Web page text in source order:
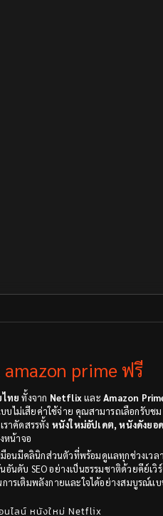
prime ฟรี
ทย ทั้งจาก NetflixและAmazon
ไม่เสียค่าใช้จ่าย คุณสามารถเลือกรับชม
ราคัดสรรทั้ง หนังใหม่อัปเดต, หนังดังยอ
หน้าจอ
มือนมีคลินิกส่วนตัวที่พร้อมดูแลทุกช่วงเว
นดับ SEO อย่างเป็นธรรมชาติด้วยคีย์เวิ
ารเติมพลังกายและใจได้อย่างสมบูรณ์แ
นไลน์ หนังใหม่ Netflix